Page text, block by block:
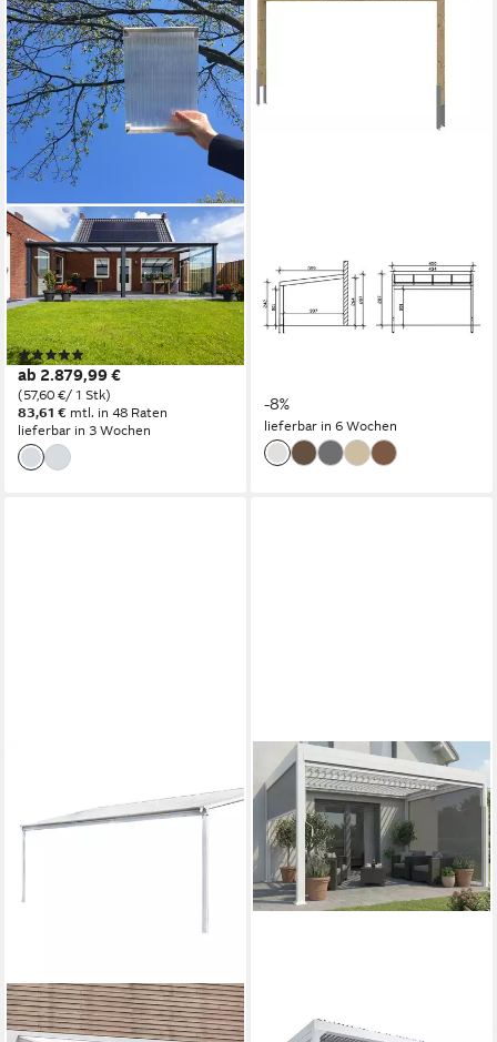
TERRASSANA
Terrassendach Premium
Komplettset inkl. 16 mm
Doppelstegplatten, BxT:
406x250 cm, Bedachung
Doppelstegplatten
(Polycarbonat)
(4)
ab 2.879,99 €
(57,60 €/ 1 Stk)
83,61 € mtl. in 48 Raten
lieferbar in 3 Wochen
450x359 cm, Bedachung
Doppelstegplatten, BxT:
450x359 cm
-8%
lieferbar in 6 Wochen